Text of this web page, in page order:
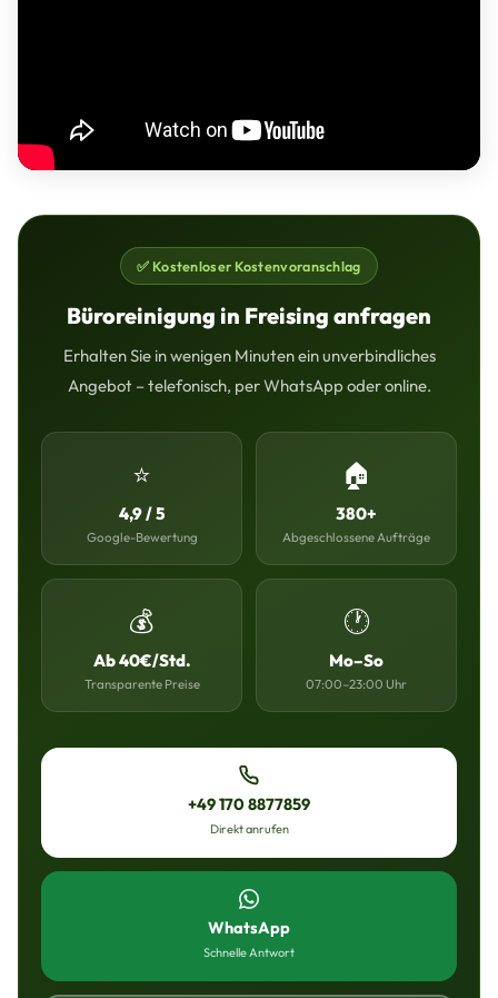
✅ Kostenloser Kostenvoranschlag
Büroreinigung in Freising anfragen
Erhalten Sie in wenigen Minuten ein unverbindliches
Angebot – telefonisch, per WhatsApp oder online.
⭐
4,9 / 5
Google-Bewertung
🏠
380+
Abgeschlossene Aufträge
💰
Ab 40€/Std.
Transparente Preise
🕐
Mo–So
07:00–23:00 Uhr
+49 170 8877859
Direkt anrufen
WhatsApp
Schnelle Antwort